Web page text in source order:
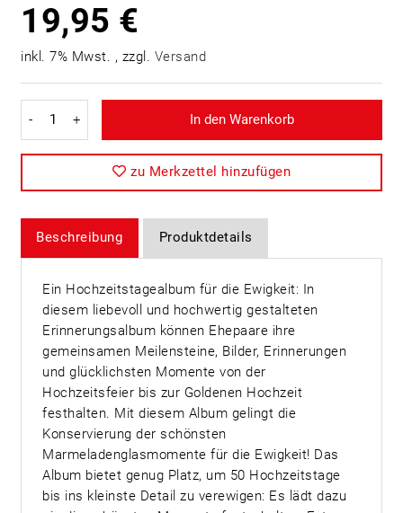
19,95 €
inkl. 7% Mwst. , zzgl. Versand
- + In den Warenkorb
zu Merkzettel hinzufügen
Beschreibung Produktdetails
Ein Hochzeitstagealbum für die Ewigkeit: In
diesem liebevoll und hochwertig gestalteten
Erinnerungsalbum können Ehepaare ihre
gemeinsamen Meilensteine, Bilder, Erinnerungen
und glücklichsten Momente von der
Hochzeitsfeier bis zur Goldenen Hochzeit
festhalten. Mit diesem Album gelingt die
Konservierung der schönsten
Marmeladenglasmomente für die Ewigkeit! Das
Album bietet genug Platz, um 50 Hochzeitstage
bis ins kleinste Detail zu verewigen: Es lädt dazu